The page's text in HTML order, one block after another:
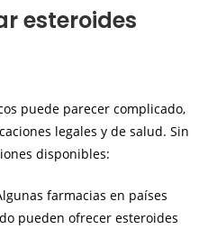
esteroides
puede parecer complicado,
legales y de salud. Sin
disponibles:
farmacias en países
pueden ofrecer esteroides